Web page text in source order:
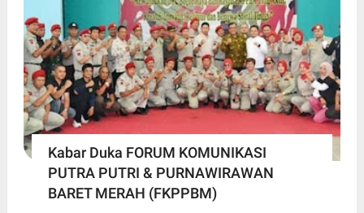
Kabar Duka FORUM KOMUNIKASI
PUTRA PUTRI & PURNAWIRAWAN
BARET MERAH (FKPPBM)